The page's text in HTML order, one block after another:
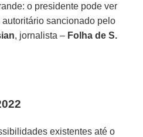
o presidente pode ver
sancionado pelo
, jornalista – Folha de S.
existentes até o